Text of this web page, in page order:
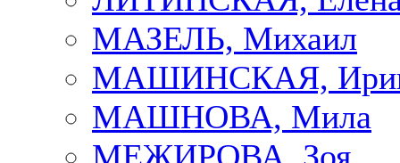
МАЗЕЛЬ, Михаил
МАШИНСКАЯ,
МАШНОВА, Мила